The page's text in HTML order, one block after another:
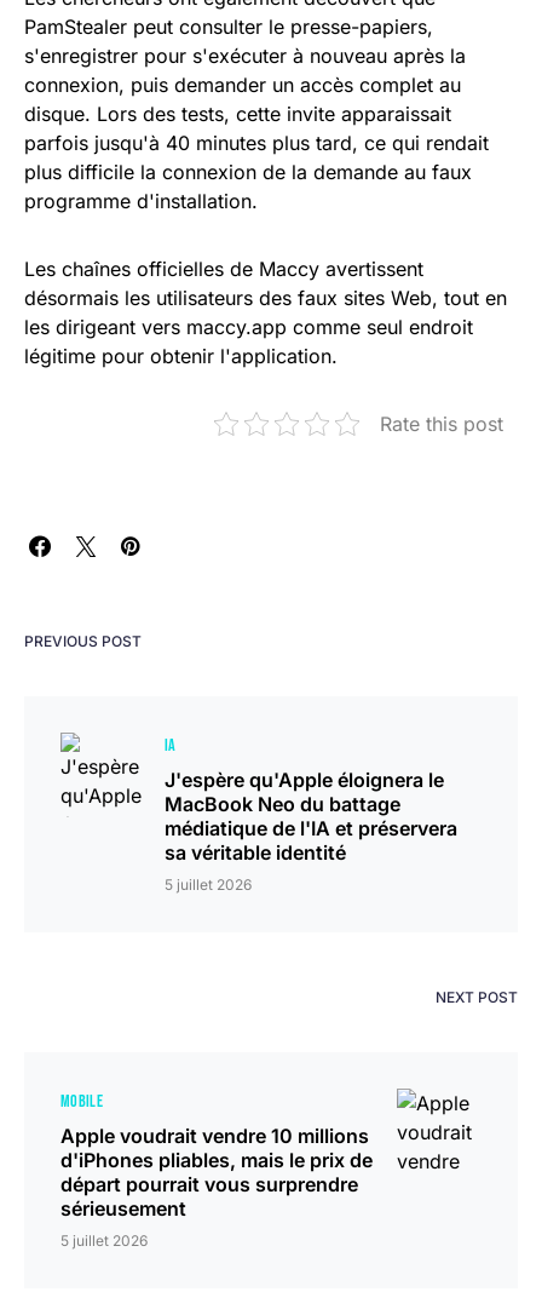
PamStealer peut consulter le presse-papiers,
s'enregistrer pour s'exécuter à nouveau après la
connexion, puis demander un accès complet au
disque. Lors des tests, cette invite apparaissait
parfois jusqu'à 40 minutes plus tard, ce qui rendait
plus difficile la connexion de la demande au faux
programme d'installation.
Les chaînes officielles de Maccy avertissent
désormais les utilisateurs des faux sites Web, tout en
les dirigeant vers maccy.app comme seul endroit
légitime pour obtenir l'application.
Rate this post
PREVIOUS POST
IA
J'espère qu'Apple éloignera le
MacBook Neo du battage
médiatique de l'IA et préservera
sa véritable identité
5 juillet 2026
NEXT POST
MOBILE
Apple voudrait vendre 10 millions
d'iPhones pliables, mais le prix de
départ pourrait vous surprendre
sérieusement
5 juillet 2026